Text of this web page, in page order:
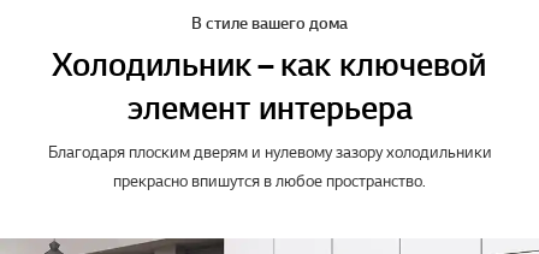
В стиле вашего дома
Холодильник – как ключевой
элемент интерьера
Благодаря плоским дверям и нулевому зазору холодильники
прекрасно впишутся в любое пространство.